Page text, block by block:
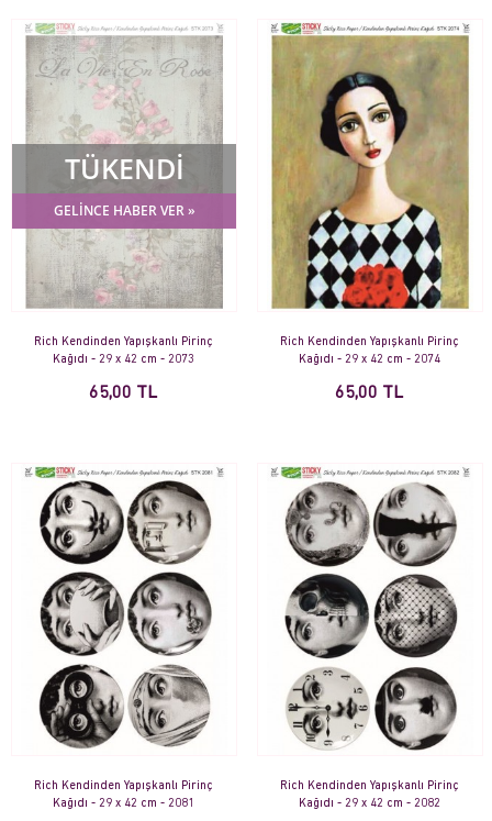
TÜKENDİ
GELİNCE HABER VER »
Rich Kendinden Yapışkanlı Pirinç
Kağıdı - 29 x 42 cm - 2073
65,00 TL
Rich Kendinden Yapışkanlı Pirinç
Kağıdı - 29 x 42 cm - 2074
65,00 TL
Rich Kendinden Yapışkanlı Pirinç
Kağıdı - 29 x 42 cm - 2081
Rich Kendinden Yapışkanlı Pirinç
Kağıdı - 29 x 42 cm - 2082